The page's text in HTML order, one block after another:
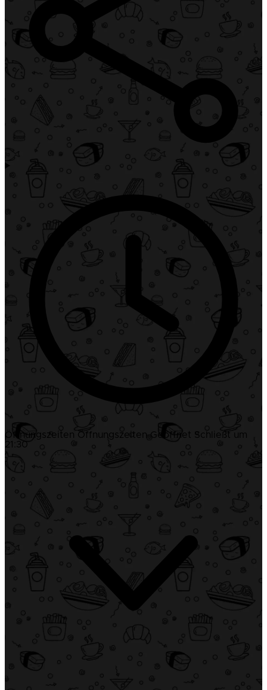
Öffnungszeiten Öffnungszeiten Geöffnet Schließt um
21:30